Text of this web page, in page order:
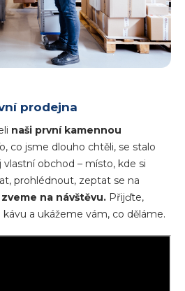
prodejna
naši první kamennou
co jsme dlouho chtěli, se stalo
obchod – místo, kde si
prohlédnout, zeptat se na
na návštěvu. Přijďte,
a ukážeme vám, co děláme.